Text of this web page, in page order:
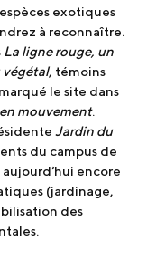
exotiques
à reconnaître.
La ligne rouge, un
végétal, témoins
le site dans
mouvement.
Jardin du
du campus de
encore
(jardinage,
des